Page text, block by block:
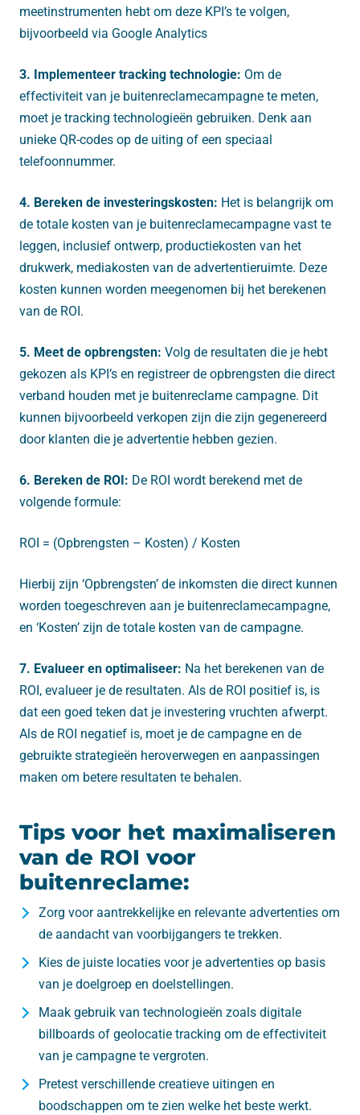
meetinstrumenten hebt om deze KPI’s te volgen,
bijvoorbeeld via Google Analytics
3. Implementeer tracking technologie: Om de
effectiviteit van je buitenreclamecampagne te meten,
moet je tracking technologieën gebruiken. Denk aan
unieke QR-codes op de uiting of een speciaal
telefoonnummer.
4. Bereken de investeringskosten: Het is belangrijk om
de totale kosten van je buitenreclamecampagne vast te
leggen, inclusief ontwerp, productiekosten van het
drukwerk, mediakosten van de advertentieruimte. Deze
kosten kunnen worden meegenomen bij het berekenen
van de ROI.
5. Meet de opbrengsten: Volg de resultaten die je hebt
gekozen als KPI’s en registreer de opbrengsten die direct
verband houden met je buitenreclame campagne. Dit
kunnen bijvoorbeeld verkopen zijn die zijn gegenereerd
door klanten die je advertentie hebben gezien.
6. Bereken de ROI: De ROI wordt berekend met de
volgende formule:
ROI = (Opbrengsten – Kosten) / Kosten
Hierbij zijn ‘Opbrengsten’ de inkomsten die direct kunnen
worden toegeschreven aan je buitenreclamecampagne,
en ‘Kosten’ zijn de totale kosten van de campagne.
7. Evalueer en optimaliseer: Na het berekenen van de
ROI, evalueer je de resultaten. Als de ROI positief is, is
dat een goed teken dat je investering vruchten afwerpt.
Als de ROI negatief is, moet je de campagne en de
gebruikte strategieën heroverwegen en aanpassingen
maken om betere resultaten te behalen.
Tips voor het maximaliseren
van de ROI voor
buitenreclame:
Zorg voor aantrekkelijke en relevante advertenties om
de aandacht van voorbijgangers te trekken.
Kies de juiste locaties voor je advertenties op basis
van je doelgroep en doelstellingen.
Maak gebruik van technologieën zoals digitale
billboards of geolocatie tracking om de effectiviteit
van je campagne te vergroten.
Pretest verschillende creatieve uitingen en
boodschappen om te zien welke het beste werkt.